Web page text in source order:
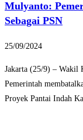
Mulyanto:
Sebagai PSN
25/09/2024
Jakarta (25/9) – Wakil
Pemerintah
Proyek Pantai Indah